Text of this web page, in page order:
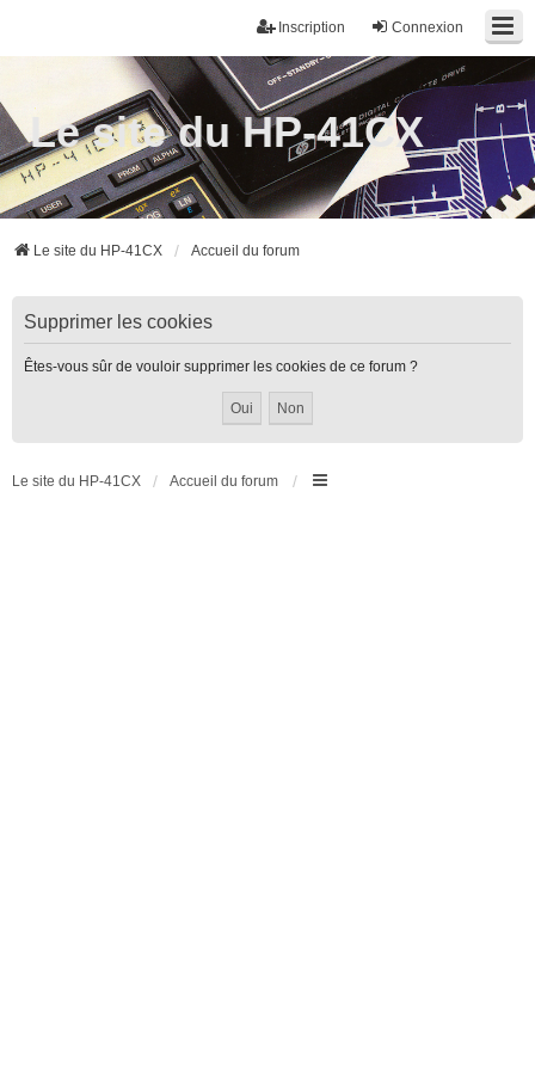
Connexion
Inscription
Le site du HP-41CX
Le site du HP-41CX Accueil du forum
Supprimer les cookies
Êtes-vous sûr de vouloir supprimer les cookies de ce forum ?
Le site du HP-41CX Accueil du forum